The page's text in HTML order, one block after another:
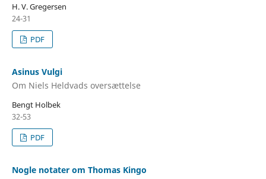
H. V. Gregersen
24-31
PDF
Asinus Vulgi
Om Niels Heldvads oversættelse
Bengt Holbek
32-53
PDF
Nogle notater om Thomas Kingo